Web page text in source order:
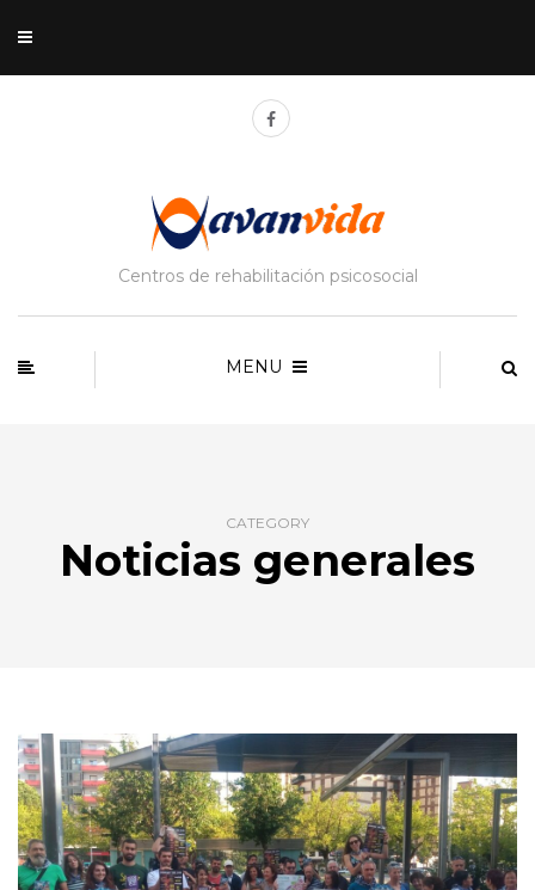
Centros de rehabilitación psicosocial
MENU
CATEGORY
Noticias generales